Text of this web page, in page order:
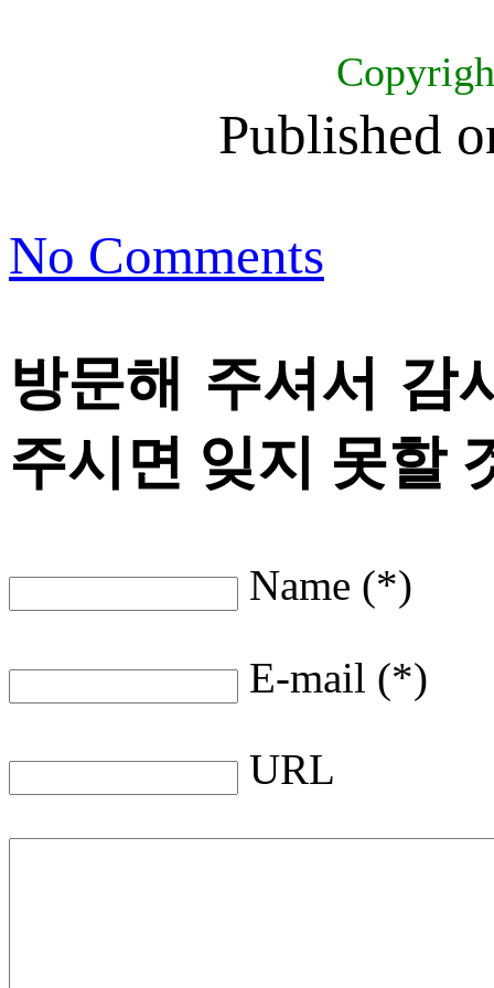
Published
No Comments
방문해 주셔서 감
주시면 잊지 못할
Name (*)
E-mail (*)
URL